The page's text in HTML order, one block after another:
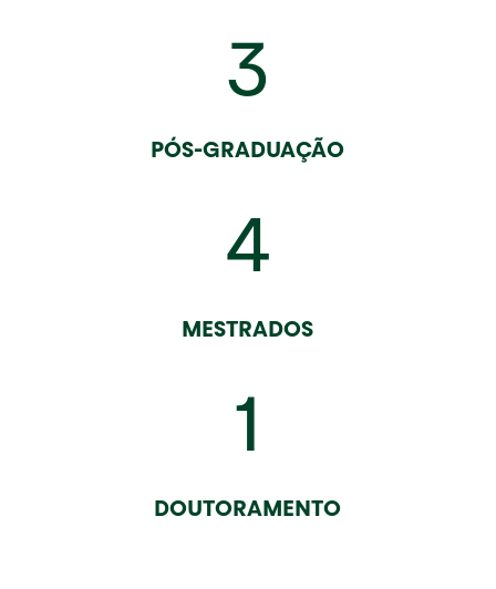
3
PÓS-GRADUAÇÃO
4
MESTRADOS
1
DOUTORAMENTO